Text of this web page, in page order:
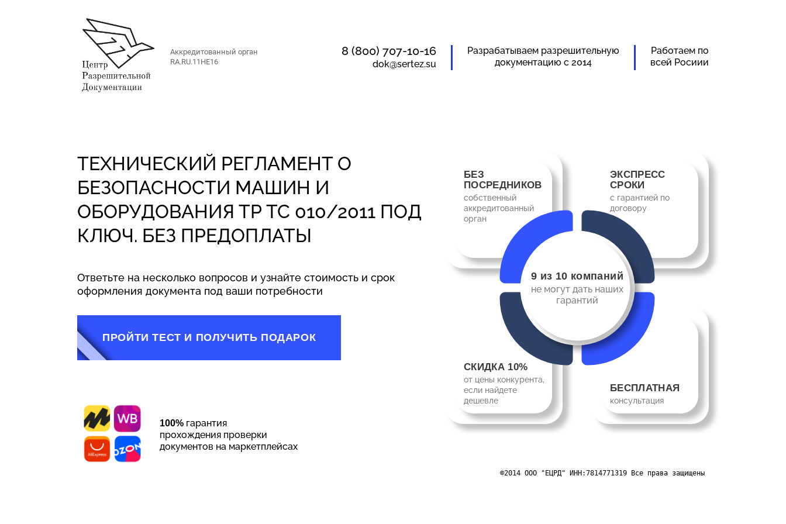
Аккредитованный орган
RA.RU.11НЕ16
8 (800) 707-10-16
dok@sertez.su
Разрабатываем разрешительную
документацию с 2014
Работаем по
всей Росиии
ТЕХНИЧЕСКИЙ РЕГЛАМЕНТ О
БЕЗОПАСНОСТИ МАШИН И
ОБОРУДОВАНИЯ ТР ТС 010/2011 ПОД
КЛЮЧ. БЕЗ ПРЕДОПЛАТЫ
Ответьте на несколько вопросов и узнайте стоимость и срок
оформления документа под ваши потребности
ПРОЙТИ ТЕСТ И ПОЛУЧИТЬ ПОДАРОК
100% гарантия
прохождения проверки
документов на маркетплейсах
БЕЗ
ПОСРЕДНИКОВ
собственный
аккредитованный
орган
ЭКСПРЕСС
СРОКИ
с гарантией по
договору
9 из 10 компаний
не могут дать наших
гарантий
СКИДКА 10%
от цены конкурента,
если найдете
дешевле
БЕСПЛАТНАЯ
консультация
©2014 ООО "ЕЦРД" ИНН:7814771319 Все права защищены